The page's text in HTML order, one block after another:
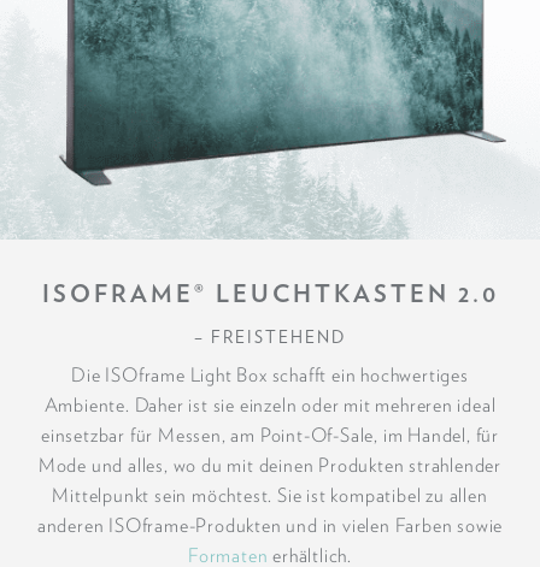
ISOFRAME® LEUCHTKASTEN 2.0
– FREISTEHEND
Die ISOframe Light Box schafft ein hochwertiges
Ambiente. Daher ist sie einzeln oder mit mehreren ideal
einsetzbar für Messen, am Point-Of-Sale, im Handel, für
Mode und alles, wo du mit deinen Produkten strahlender
Mittelpunkt sein möchtest. Sie ist kompatibel zu allen
anderen ISOframe-Produkten und in vielen Farben sowie
Formaten erhältlich.